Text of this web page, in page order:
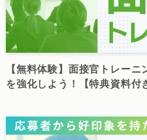
【無料体験】面接官トレー
を強化しよう！【特典資料付